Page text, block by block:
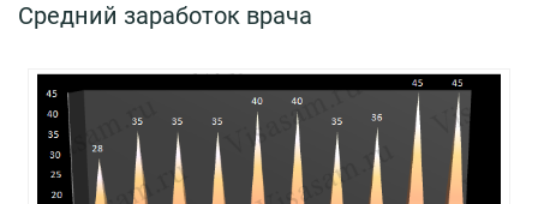
Средний заработок врача